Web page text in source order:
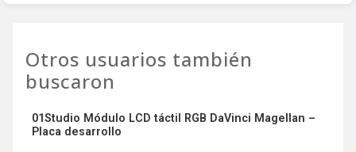
Otros usuarios también
buscaron
01Studio Módulo LCD táctil RGB DaVinci Magellan –
Placa desarrollo